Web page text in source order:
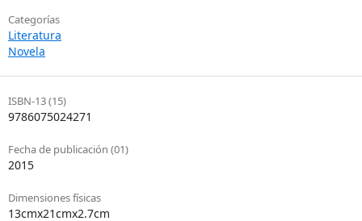
Categorías
Literatura
Novela
ISBN-13 (15)
9786075024271
Fecha de publicación (01)
2015
Dimensiones físicas
13cmx21cmx2.7cm